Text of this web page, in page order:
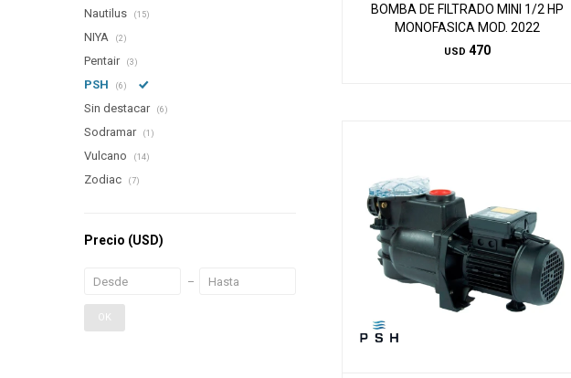
BOMBA DE FILTRADO MINI 1/2 HP
MONOFASICA MOD. 2022
USD 470
Nautilus (15)
NIYA (2)
Pentair (3)
PSH (6)
Sin destacar (6)
Sodramar (1)
Vulcano (14)
Zodiac (7)
Precio (USD)
OK